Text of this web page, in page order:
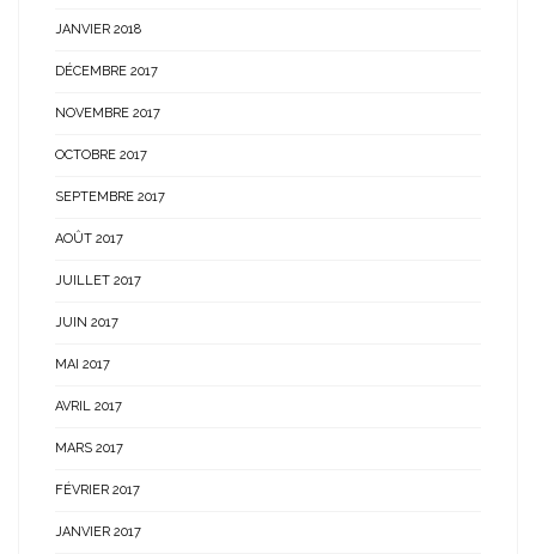
JANVIER 2018
DÉCEMBRE 2017
NOVEMBRE 2017
OCTOBRE 2017
SEPTEMBRE 2017
AOÛT 2017
JUILLET 2017
JUIN 2017
MAI 2017
AVRIL 2017
MARS 2017
FÉVRIER 2017
JANVIER 2017